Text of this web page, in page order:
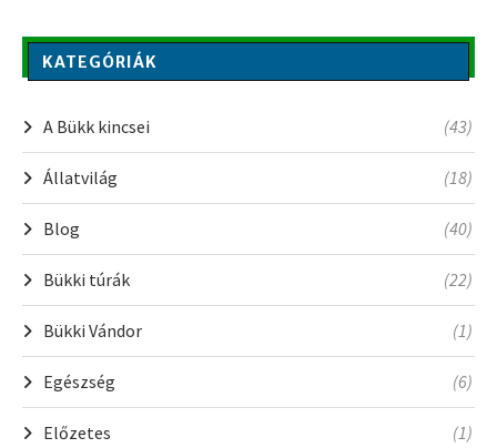
KATEGÓRIÁK
A Bükk kincsei (43)
Állatvilág (18)
Blog (40)
Bükki túrák (22)
Bükki Vándor (1)
Egészség (6)
Előzetes (1)